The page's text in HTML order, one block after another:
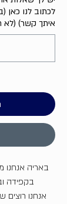
לכתוב לנו כאן
איתך קשר) (לא
באריה אנחנו
בקפידה
אנחנו